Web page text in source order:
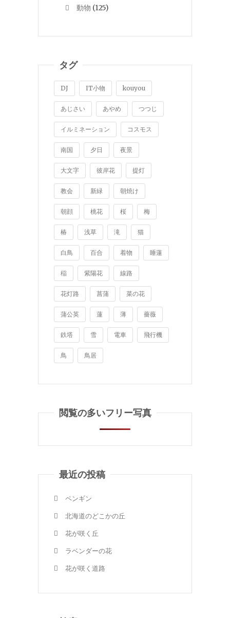
動物 (125)
タグ
DJ IT小物 kouyou
あじさい あやめ つつじ
イルミネーション コスモス
南国 夕日 夜景
大文字 彼岸花 提灯
教会 新緑 朝焼け
朝顔 桃花 桜 梅
椿 浅草 滝 猫
白鳥 百合 着物 睡蓮
稲 紫陽花 線路
花灯路 菖蒲 菜の花
蒲公英 蓮 薄 薔薇
鉄塔 雪 電車 飛行機
鳥 鳥居
閲覧の多いフリー写真
最近の投稿
ペンギン
北海道のどこかの丘
花が咲く丘
ラベンダーの花
花が咲く道路